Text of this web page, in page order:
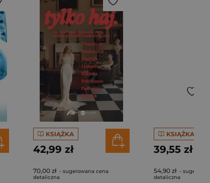
KSIĄŻKA
42,99 zł
70,00 zł - sugerowana cena
detaliczna
KSIĄŻKA
39,55 zł
54,90 zł -
detaliczna